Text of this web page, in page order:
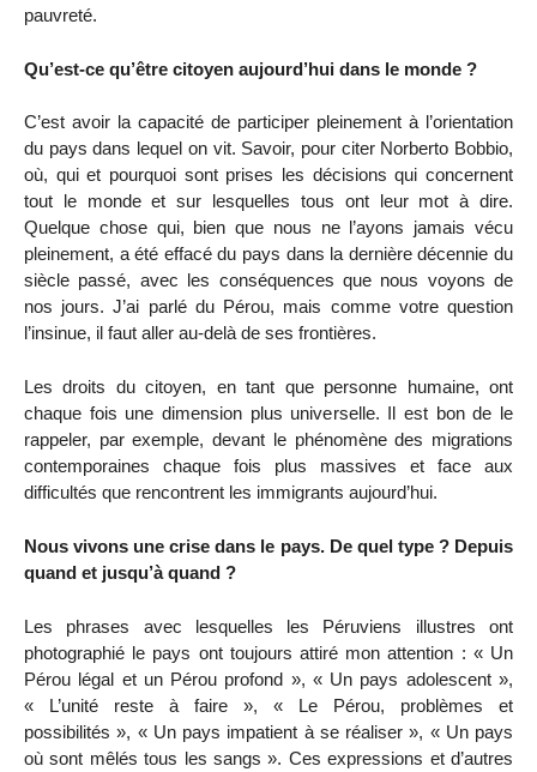
pauvreté.
Qu’est-ce qu’être citoyen aujourd’hui dans le monde ?
C’est avoir la capacité de participer pleinement à l’orientation
du pays dans lequel on vit. Savoir, pour citer Norberto Bobbio,
où, qui et pourquoi sont prises les décisions qui concernent
tout le monde et sur lesquelles tous ont leur mot à dire.
Quelque chose qui, bien que nous ne l’ayons jamais vécu
pleinement, a été effacé du pays dans la dernière décennie du
siècle passé, avec les conséquences que nous voyons de
nos jours. J’ai parlé du Pérou, mais comme votre question
l’insinue, il faut aller au-delà de ses frontières.
Les droits du citoyen, en tant que personne humaine, ont
chaque fois une dimension plus universelle. Il est bon de le
rappeler, par exemple, devant le phénomène des migrations
contemporaines chaque fois plus massives et face aux
difficultés que rencontrent les immigrants aujourd’hui.
Nous vivons une crise dans le pays. De quel type ? Depuis
quand et jusqu’à quand ?
Les phrases avec lesquelles les Péruviens illustres ont
photographié le pays ont toujours attiré mon attention : « Un
Pérou légal et un Pérou profond », « Un pays adolescent »,
« L’unité reste à faire », « Le Pérou, problèmes et
possibilités », « Un pays impatient à se réaliser », « Un pays
où sont mêlés tous les sangs ». Ces expressions et d’autres